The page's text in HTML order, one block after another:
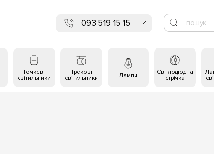
093 519 15 15
Точкові
світильники
Трекові
світильники
Лампи
Світлодіодна
стрічка